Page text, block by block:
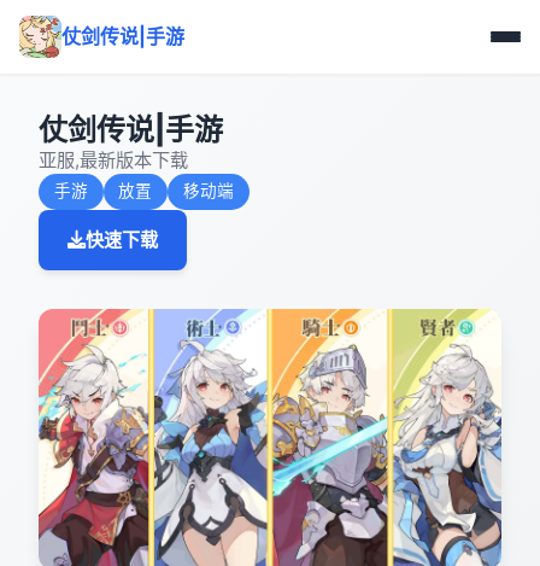
仗剑传说|手游
仗剑传说|手游
亚服,最新版本下载
手游 放置 移动端
快速下载